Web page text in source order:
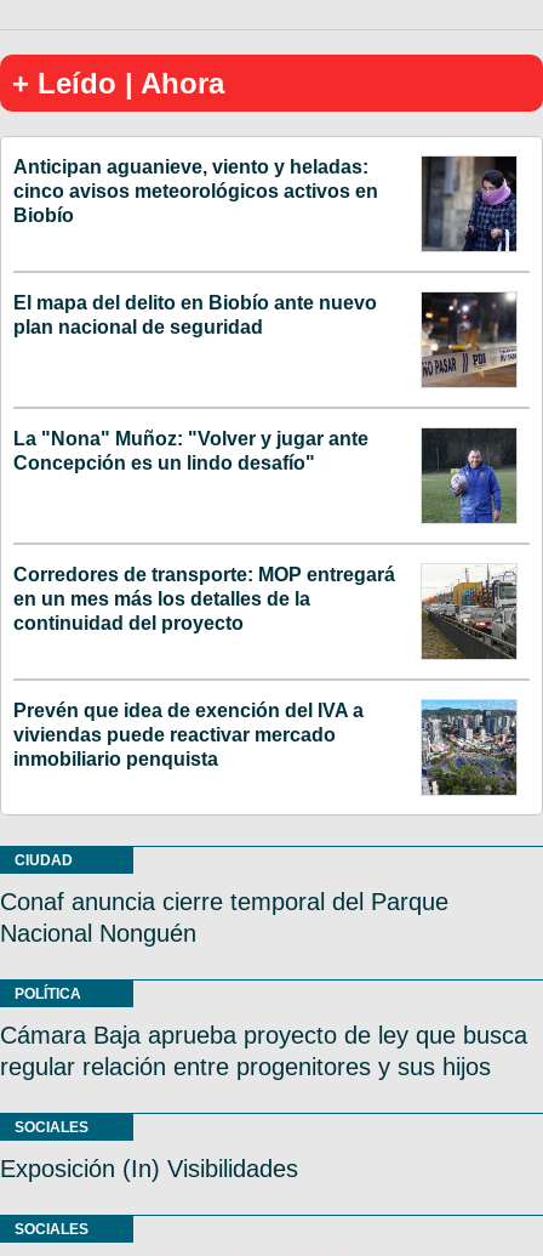
+ Leído | Ahora
Anticipan aguanieve, viento y heladas:
cinco avisos meteorológicos activos en
Biobío
El mapa del delito en Biobío ante nuevo
plan nacional de seguridad
La "Nona" Muñoz: "Volver y jugar ante
Concepción es un lindo desafío"
Corredores de transporte: MOP entregará
en un mes más los detalles de la
continuidad del proyecto
Prevén que idea de exención del IVA a
viviendas puede reactivar mercado
inmobiliario penquista
CIUDAD
Conaf anuncia cierre temporal del Parque
Nacional Nonguén
POLÍTICA
Cámara Baja aprueba proyecto de ley que busca
regular relación entre progenitores y sus hijos
SOCIALES
Exposición (In) Visibilidades
SOCIALES